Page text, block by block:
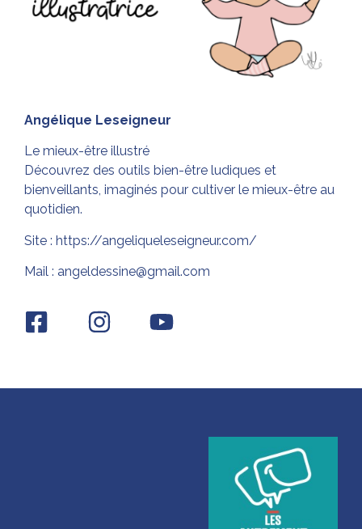
Angélique Leseigneur
Le mieux-être illustré
Découvrez des outils bien-être ludiques et
bienveillants, imaginés pour cultiver le mieux-être au
quotidien.
Site : https://angeliqueleseigneur.com/
Mail : angeldessine@gmail.com